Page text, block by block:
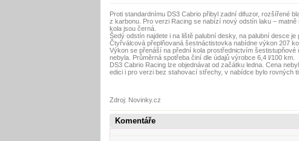
Proti standardnímu DS3 Cabrio přibyl zadní difuzor, rozšířené
z karbonu. Pro verzi Racing se nabízí nový odstín laku –
kola jsou černá.
Šedý odstín najdete i na liště palubní desky, na palubní desce
Čtyřválcová přeplňovaná šestnáctistovka nabídne výkon 207
Výkon se přenáší na přední kola prostřednictvím
nebyla. Průměrná spotřeba činí dle údajů výrobce 6,4 l/100 km.
DS3 Cabrio Racing lze objednávat od začátku ledna. Cena
edici i pro verzi bez stahovací střechy, v nabídce bylo rovných
Zdroj: Novinky.cz
Komentáře